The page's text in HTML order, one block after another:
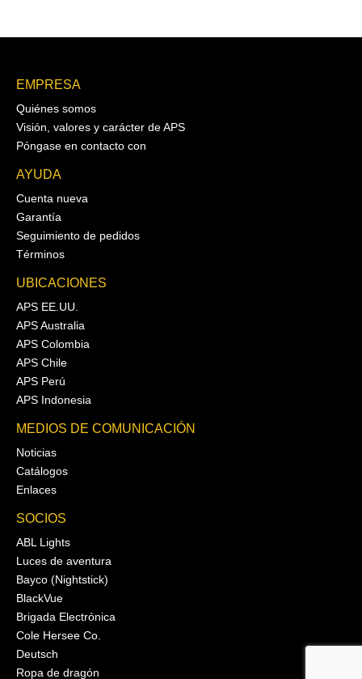
EMPRESA
Quiénes somos
Visión, valores y carácter de APS
Póngase en contacto con
AYUDA
Cuenta nueva
Garantía
Seguimiento de pedidos
Términos
UBICACIONES
APS EE.UU.
APS Australia
APS Colombia
APS Chile
APS Perú
APS Indonesia
MEDIOS DE COMUNICACIÓN
Noticias
Catálogos
Enlaces
SOCIOS
ABL Lights
Luces de aventura
Bayco (Nightstick)
BlackVue
Brigada Electrónica
Cole Hersee Co.
Deutsch
Ropa de dragón